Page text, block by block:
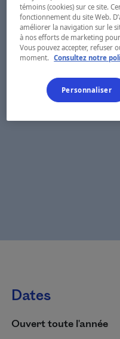
Dates
Ouvert toute l'année
témoins (cookies) sur ce site.
fonctionnement du site Web.
améliorer la navigation sur le
à nos efforts de marketing
Vous pouvez accepter, refuser
moment. Consultez notre
Personnaliser